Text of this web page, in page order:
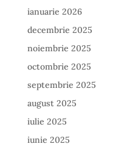
ianuarie 2026
decembrie 2025
noiembrie 2025
octombrie 2025
septembrie 2025
august 2025
iulie 2025
iunie 2025